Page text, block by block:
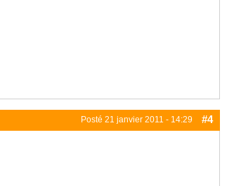
Posté 21 janvier 2011 - 14:29 #4